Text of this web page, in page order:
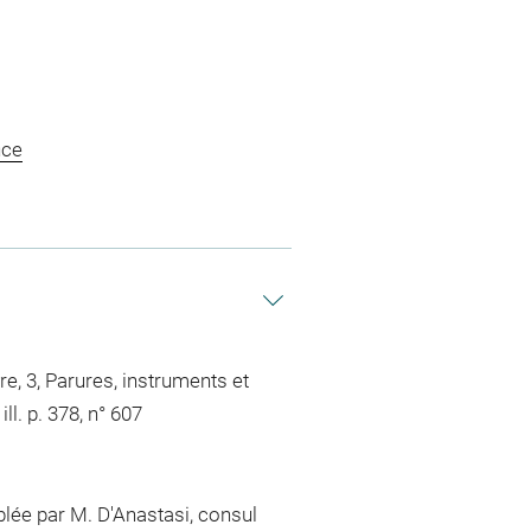
3, Parures, instruments et
p. 378, n° 607
par M. D'Anastasi, consul